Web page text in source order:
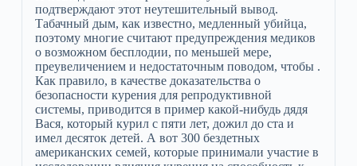
подтверждают этот неутешительный вывод.
Табачный дым, как известно, медленный убийца,
поэтому многие считают предупреждения медиков
о возможном бесплодии, по меньшей мере,
преувеличением и недостаточным поводом, чтобы .
Как правило, в качестве доказательства о
безопасности курения для репродуктивной
системы, приводится в пример какой-нибудь дядя
Вася, который курил с пяти лет, дожил до ста и
имел десяток детей. А вот 300 бездетных
американских семей, которые принимали участие в